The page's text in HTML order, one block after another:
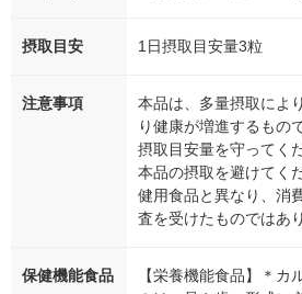
摂取目安 1日摂取目安量3粒
注意事項
本品は、多量摂取によ
り健康が増進するもの
摂取目安量を守ってく
本品の摂取を避けてく
健用食品と異なり、消
査を受けたものではあ
保健機能食品
【栄養機能食品】＊カ